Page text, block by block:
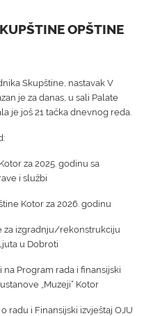
OPŠTINE
Skupštine, nastavak V
je za danas, u sali Palate
je još 21 tačka dnevnog reda.
za 2025. godinu sa
i službi
Kotor za 2026. godinu
za izgradnju/rekonstrukciju
u Dobroti
Program rada i finansijski
„Muzeji“ Kotor
radu i Finansijski izvještaj OJU